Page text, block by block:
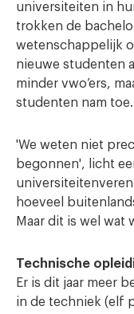
universiteiten in
trokken de
wetenschappelijk
nieuwe studenten
minder vwo’ers,
studenten nam toe.
'We weten niet
begonnen', licht
hoeveel
Maar dit is wel wat
Technische
Er is dit jaar meer
in de techniek (elf